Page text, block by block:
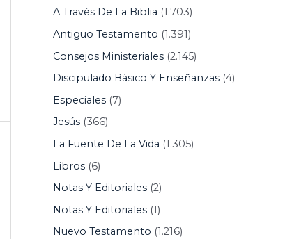
A Través De La Biblia (1.703)
Antiguo Testamento (1.391)
Consejos Ministeriales(2.145)
Discipulado Básico Y Enseñanzas(4)
Especiales(7)
Jesús(366)
La Fuente De La Vida (1.305)
Libros(6)
Notas Y Editoriales(2)
Notas Y Editoriales(1)
Nuevo Testamento (1.216)